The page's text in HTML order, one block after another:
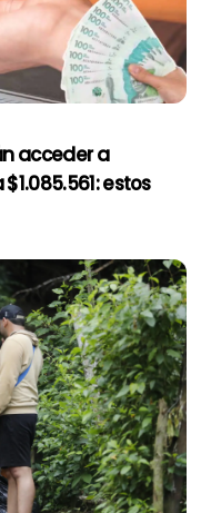
acceder a
estos